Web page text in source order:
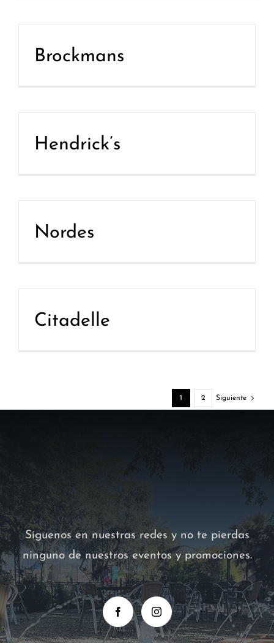
Brockmans
Hendrick’s
Nordes
Citadelle
1 2 Siguiente
Síguenos en nuestras redes y no te pierdas
ninguno de nuestros eventos y promociones.